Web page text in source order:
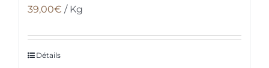
39,00€ / Kg
Détails